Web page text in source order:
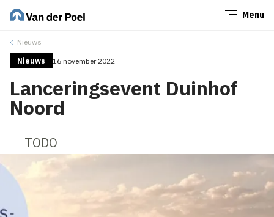
Menu
Nieuws
Nieuws 16 november 2022
Lanceringsevent Duinhof
Noord
TODO
Sluiten